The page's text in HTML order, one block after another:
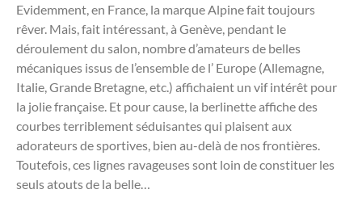
Evidemment, en France, la marque Alpine fait toujours
rêver. Mais, fait intéressant, à Genève, pendant le
déroulement du salon, nombre d’amateurs de belles
mécaniques issus de l’ensemble de l’ Europe (Allemagne,
Italie, Grande Bretagne, etc.) affichaient un vif intérêt pour
la jolie française. Et pour cause, la berlinette affiche des
courbes terriblement séduisantes qui plaisent aux
adorateurs de sportives, bien au-delà de nos frontières.
Toutefois, ces lignes ravageuses sont loin de constituer les
seuls atouts de la belle…